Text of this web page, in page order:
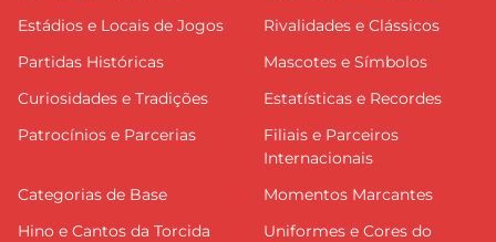
Estádios e Locais de Jogos
Rivalidades e Clássicos
Partidas Históricas
Mascotes e Símbolos
Curiosidades e Tradições
Estatísticas e Recordes
Patrocínios e Parcerias
Filiais e Parceiros
Internacionais
Categorias de Base
Momentos Marcantes
Hino e Cantos da Torcida
Uniformes e Cores do